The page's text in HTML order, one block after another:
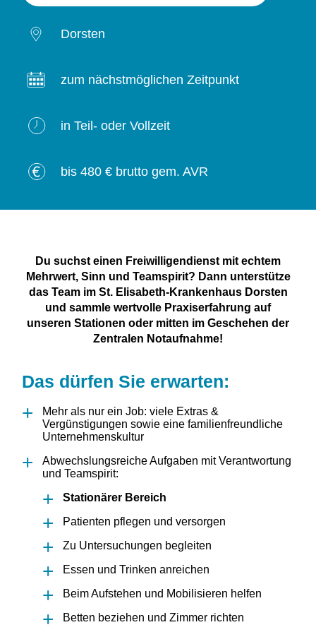
Dorsten
zum nächstmöglichen Zeitpunkt
in Teil- oder Vollzeit
bis 480 € brutto gem. AVR
Du suchst einen Freiwilligendienst mit echtem
Mehrwert, Sinn und Teamspirit? Dann unterstütze
das Team im St. Elisabeth-Krankenhaus Dorsten
und sammle wertvolle Praxiserfahrung auf
unseren Stationen oder mitten im Geschehen der
Zentralen Notaufnahme!
Das dürfen Sie erwarten:
Mehr als nur ein Job: viele Extras &
Vergünstigungen sowie eine familienfreundliche
Unternehmenskultur
Abwechslungsreiche Aufgaben mit Verantwortung
und Teamspirit:
Stationärer Bereich
Patienten pflegen und versorgen
Zu Untersuchungen begleiten
Essen und Trinken anreichen
Beim Aufstehen und Mobilisieren helfen
Betten beziehen und Zimmer richten